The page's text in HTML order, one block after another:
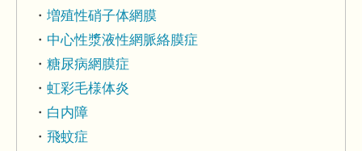
増殖性硝子体網膜
中心性漿液性網脈絡膜症
糖尿病網膜症
虹彩毛様体炎
白内障
飛蚊症